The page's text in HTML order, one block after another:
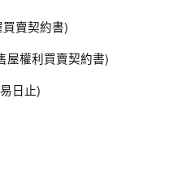
買賣契約書)
屋權利買賣契約書)
日止)